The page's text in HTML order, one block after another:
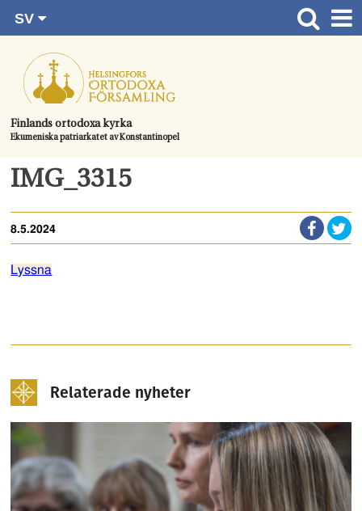
direkt
innehållet.
Finlands ortodoxa kyrka
Ekumeniska patriarkatet av Konstantinopel
SV
RU
EN
UA
Huvudsida
Gudstjänster
Kom med
Kontaktuppgifter
Bröllop
Begravningen
IMG_3315
8.5.2024
Lyssna
Relaterade nyheter